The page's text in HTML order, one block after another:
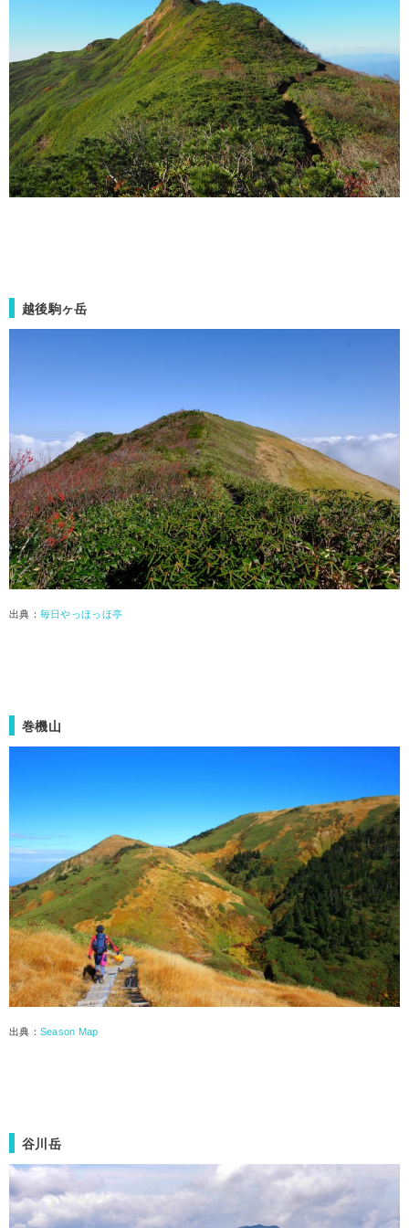
越後駒ヶ岳
出典： 毎日やっほっほ亭
巻機山
出典： Season Map
谷川岳